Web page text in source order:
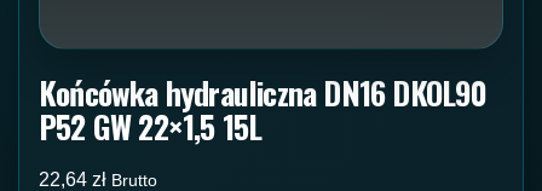
Końcówka hydrauliczna DN16 DKOL90
P52 GW 22×1,5 15L
22,64 zł Brutto